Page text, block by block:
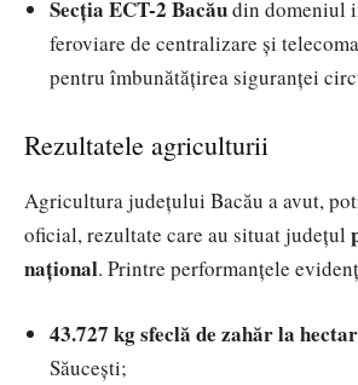
Secția ECT-2 Bacăudin domeniul
feroviare de centralizare și
pentru îmbunătățirea siguranței
Rezultatele agriculturii
Agricultura județului Bacău a avut,
oficial, rezultate care au situat județul
național. Printre performanțele
43.727 kg sfeclă de zahăr la hectar
Săucești;